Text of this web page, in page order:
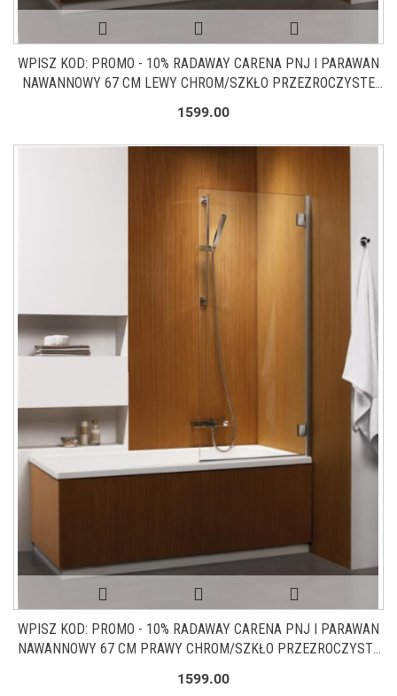
WPISZ KOD: PROMO - 10% RADAWAY CARENA PNJ I PARAWAN
NAWANNOWY 67 CM LEWY CHROM/SZKŁO PRZEZROCZYSTE
1599.00
WPISZ KOD: PROMO - 10% RADAWAY CARENA PNJ I PARAWAN
NAWANNOWY 67 CM PRAWY CHROM/SZKŁO PRZEZROCZYSTE
1599.00